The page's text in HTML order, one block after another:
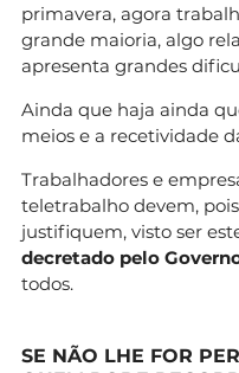
primavera, agora
grande maioria, algo
apresenta grandes
Ainda que haja ainda
meios e a recetividade
Trabalhadores e
teletrabalho devem,
justifiquem, visto ser
decretado pelo
todos.
SE NÃO LHE FOR